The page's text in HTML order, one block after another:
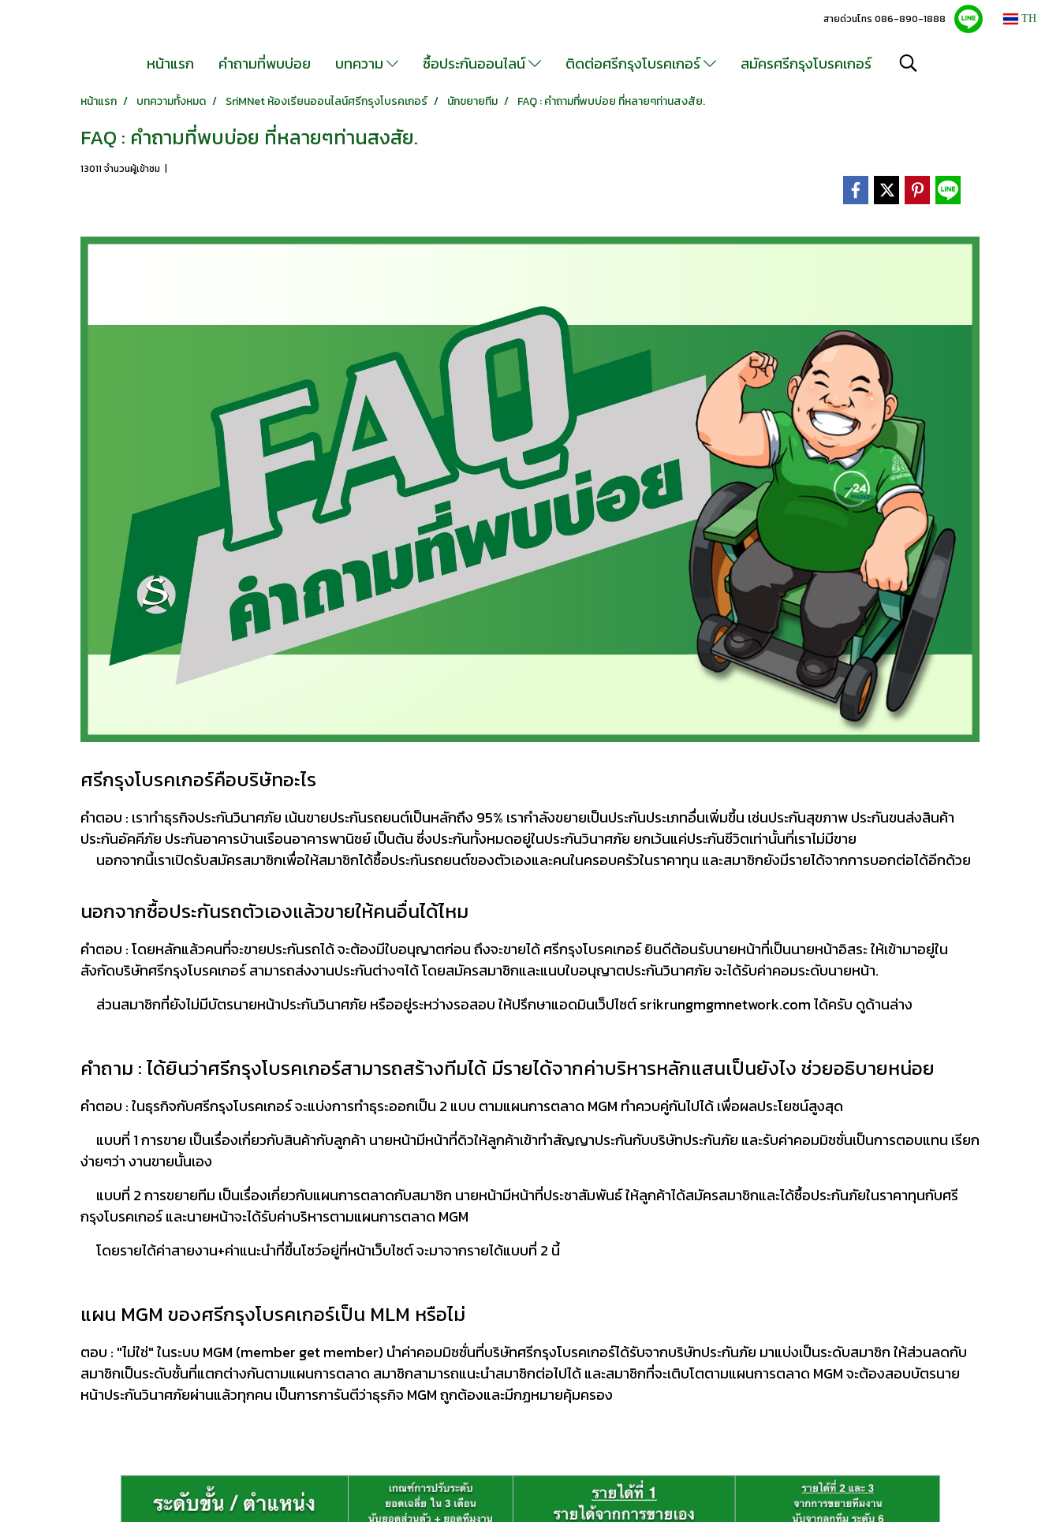
สายด่วนโทร 086-890-1888 TH
หน้าแรก คำถามที่พบบ่อย บทความ ซื้อประกันออนไลน์ ติดต่อศรีกรุงโบรคเกอร์ สมัครศรีกรุงโบรคเกอร์
หน้าแรก บทความทั้งหมด SriMNet ห้องเรียนออนไลน์ศรีกรุงโบรคเกอร์ นักขยายทีม FAQ : คำถามที่พบบ่อย ที่หลายๆท่านสงสัย.
FAQ : คำถามที่พบบ่อย ที่หลายๆท่านสงสัย.
13011 จำนวนผู้เข้าชม |
ศรีกรุงโบรคเกอร์คือบริษัทอะไร
คำตอบ : เราทำธุรกิจประกันวินาศภัย เน้นขายประกันรถยนต์เป็นหลักถึง 95% เรากำลังขยายเป็นประกันประเภทอื่นเพิ่มขึ้น เช่นประกันสุขภาพ ประกันขนส่งสินค้า
ประกันอัคคีภัย ประกันอาคารบ้านเรือนอาคารพานิชย์ เป็นต้น ซึ่งประกันทั้งหมดอยู่ในประกันวินาศภัย ยกเว้นแค่ประกันชีวิตเท่านั้นที่เราไม่มีขาย
นอกจากนี้เราเปิดรับสมัครสมาชิกเพื่อให้สมาชิกได้ซื้อประกันรถยนต์ของตัวเองและคนในครอบครัวในราคาทุน และสมาชิกยังมีรายได้จากการบอกต่อได้อีกด้วย
นอกจากซื้อประกันรถตัวเองแล้วขายให้คนอื่นได้ไหม
คำตอบ : โดยหลักแล้วคนที่จะขายประกันรถได้ จะต้องมีใบอนุญาตก่อน ถึงจะขายได้ ศรีกรุงโบรคเกอร์ ยินดีต้อนรับนายหน้าที่เป็นนายหน้าอิสระ ให้เข้ามาอยู่ใน
สังกัดบริษัทศรีกรุงโบรคเกอร์ สามารถส่งงานประกันต่างๆได้ โดยสมัครสมาชิกและแนบใบอนุญาตประกันวินาศภัย จะได้รับค่าคอมระดับนายหน้า.
ส่วนสมาชิกที่ยังไม่มีบัตรนายหน้าประกันวินาศภัย หรืออยู่ระหว่างรอสอบ ให้ปรึกษาแอดมินเว็ปไซต์ srikrungmgmnetwork.com ได้ครับ ดูด้านล่าง
คำถาม : ได้ยินว่าศรีกรุงโบรคเกอร์สามารถสร้างทีมได้ มีรายได้จากค่าบริหารหลักแสนเป็นยังไง ช่วยอธิบายหน่อย
คำตอบ : ในธุรกิจกับศรีกรุงโบรคเกอร์ จะแบ่งการทำธุระออกเป็น 2 แบบ ตามแผนการตลาด MGM ทำควบคู่กันไปได้ เพื่อผลประโยชน์สูงสุด
แบบที่ 1 การขาย เป็นเรื่องเกี่ยวกับสินค้ากับลูกค้า นายหน้ามีหน้าที่ดิวให้ลูกค้าเข้าทำสัญญาประกันกับบริษัทประกันภัย และรับค่าคอมมิชชั่นเป็นการตอบแทน เรียก
ง่ายๆว่า งานขายนั้นเอง
แบบที่ 2 การขยายทีม เป็นเรื่องเกี่ยวกับแผนการตลาดกับสมาชิก นายหน้ามีหน้าที่ประชาสัมพันธ์ ให้ลูกค้าได้สมัครสมาชิกและได้ซื้อประกันภัยในราคาทุนกับศรี
กรุงโบรคเกอร์ และนายหน้าจะได้รับค่าบริหารตามแผนการตลาด MGM
โดยรายได้ค่าสายงาน+ค่าแนะนำที่ขึ้นโชว์อยู่ที่หน้าเว็บไซต์ จะมาจากรายได้แบบที่ 2 นี้
แผน MGM ของศรีกรุงโบรคเกอร์เป็น MLM หรือไม่
ตอบ : "ไม่ใช่" ในระบบ MGM (member get member) นำค่าคอมมิชชั่นที่บริษัทศรีกรุงโบรคเกอร์ได้รับจากบริษัทประกันภัย มาแบ่งเป็นระดับสมาชิก ให้ส่วนลดกับ
สมาชิกเป็นระดับชั้นที่แตกต่างกันตามแผนการตลาด สมาชิกสามารถแนะนำสมาชิกต่อไปได้ และสมาชิกที่จะเติบโตตามแผนการตลาด MGM จะต้องสอบบัตรนาย
หน้าประกันวินาศภัยผ่านแล้วทุกคน เป็นการการันตีว่าธุรกิจ MGM ถูกต้องและมีกฏหมายคุ้มครอง